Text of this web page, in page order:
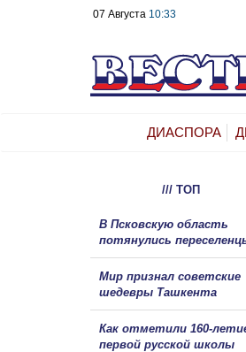
07 Августа 10:33
ДИАСПОРА
/// ТОП
В Псковскую область
потянулись
Мир признал советские
шедевры Ташкента
Как отметили 160-
первой русской школы